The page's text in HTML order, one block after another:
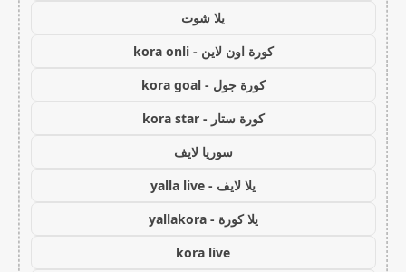
يلا شوت
كورة اون لاين - kora onli
كورة جول - kora goal
كورة ستار - kora star
سوريا لايف
يلا لايف - yalla live
يلا كورة - yallakora
kora live